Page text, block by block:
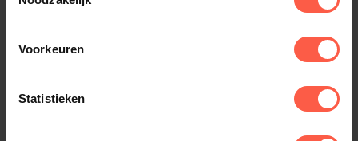
Voorkeuren
Statistieken
barbecue met 4 branders en
zijbrander. Ideaal voor sn...